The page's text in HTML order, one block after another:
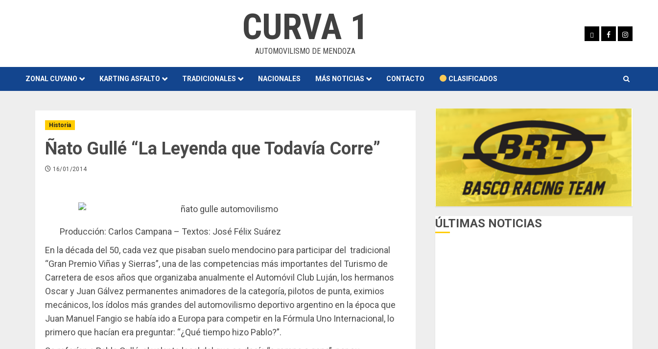
CURVA 1
AUTOMOVILISMO DE MENDOZA
Whatsapp
FacebookInstagram
ZONAL CUYANO KARTING ASFALTO TRADICIONALES NACIONALES MÁS NOTICIAS CONTACTO CLASIFICADOS
Historia
Ñato Gullé “La Leyenda que Todavía Corre”
16/01/2014
Producción: Carlos Campana – Textos: José Félix Suárez
En la década del 50, cada vez que pisaban suelo mendocino para participar del tradicional
“Gran Premio Viñas y Sierras”, una de las competencias más importantes del Turismo de
Carretera de esos años que organizaba anualmente el Automóvil Club Luján, los hermanos
Oscar y Juan Gálvez permanentes animadores de la categoría, pilotos de punta, eximios
mecánicos, los ídolos más grandes del automovilismo deportivo argentino en la época que
Juan Manuel Fangio se había ido a Europa para competir en la Fórmula Uno Internacional, lo
primero que hacían era preguntar: “¿Qué tiempo hizo Pablo?”.
ÚLTIMAS NOTICIAS